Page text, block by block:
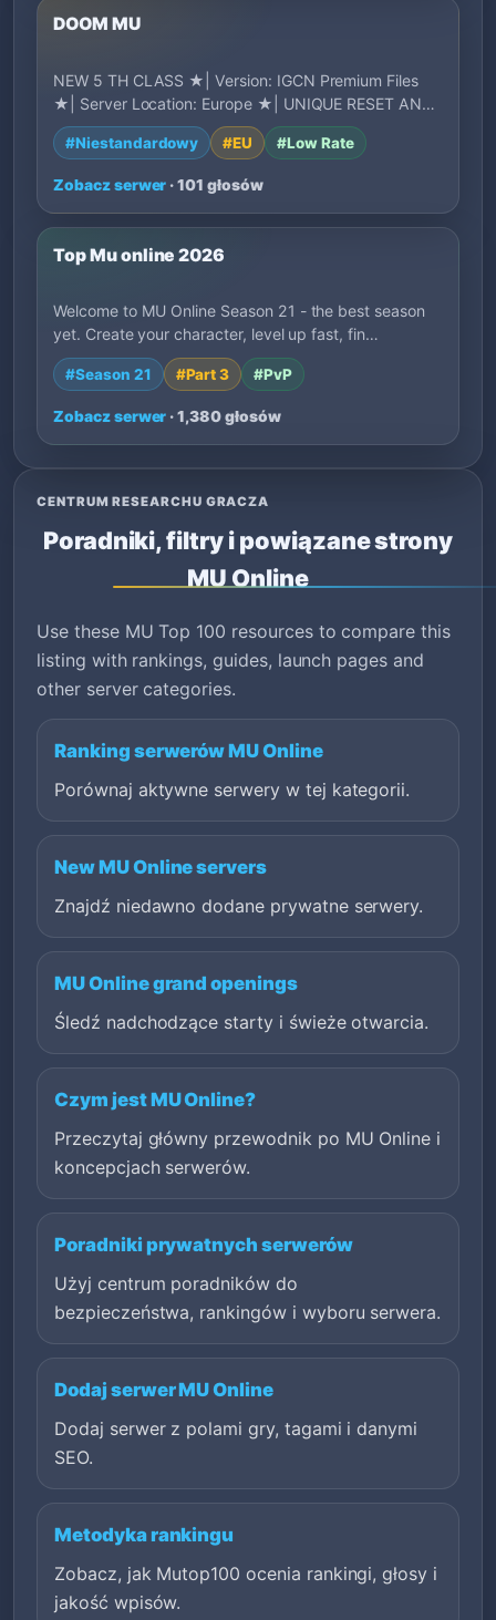
DOOM MU
NEW 5 TH CLASS ★| Version: IGCN Premium Files
★| Server Location: Europe ★| UNIQUE RESET AND
GR…
#Niestandardowy #EU #Low Rate
Zobacz serwer · 101 głosów
Top Mu online 2026
Welcome to MU Online Season 21 - the best season
yet. Create your character, level up fast, fin…
#Season 21 #Part 3 #PvP
Zobacz serwer · 1,380 głosów
CENTRUM RESEARCHU GRACZA
Poradniki, filtry i powiązane strony
MU Online
Use these MU Top 100 resources to compare this
listing with rankings, guides, launch pages and
other server categories.
Ranking serwerów MU Online
Porównaj aktywne serwery w tej kategorii.
New MU Online servers
Znajdź niedawno dodane prywatne serwery.
MU Online grand openings
Śledź nadchodzące starty i świeże otwarcia.
Czym jest MU Online?
Przeczytaj główny przewodnik po MU Online i
koncepcjach serwerów.
Poradniki prywatnych serwerów
Użyj centrum poradników do
bezpieczeństwa, rankingów i wyboru serwera.
Dodaj serwer MU Online
Dodaj serwer z polami gry, tagami i danymi
SEO.
Metodyka rankingu
Zobacz, jak Mutop100 ocenia rankingi, głosy i
jakość wpisów.